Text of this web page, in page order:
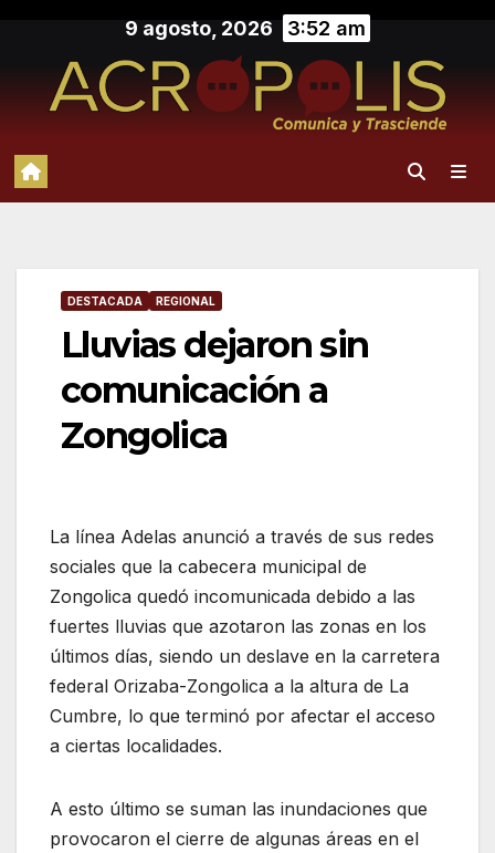
contenido
9 agosto, 2026 3:52 am
DESTACADA REGIONAL
Lluvias dejaron sin
comunicación a
Zongolica
La línea Adelas anunció a través de sus redes
sociales que la cabecera municipal de
Zongolica quedó incomunicada debido a las
fuertes lluvias que azotaron las zonas en los
últimos días, siendo un deslave en la carretera
federal Orizaba-Zongolica a la altura de La
Cumbre, lo que terminó por afectar el acceso
a ciertas localidades.
A esto último se suman las inundaciones que
provocaron el cierre de algunas áreas en el